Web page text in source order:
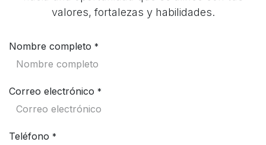
valores, fortalezas y habilidades.
Nombre completo *
Correo electrónico *
Teléfono *